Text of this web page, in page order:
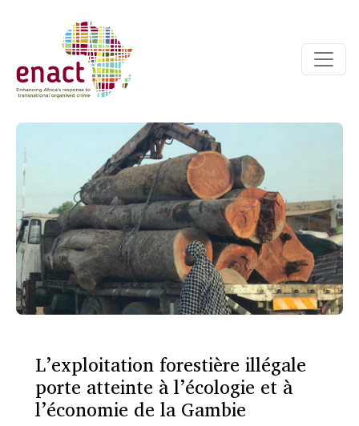
L’exploitation forestière illégale
porte atteinte à l’écologie et à
l’économie de la Gambie